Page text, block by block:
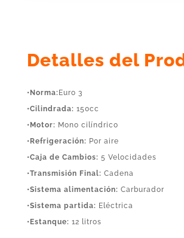
Detalles del
•Norma: Euro 3
•Cilindrada: 150cc
•Motor: Mono cilíndrico
•Refrigeración: Por aire
•Caja de Cambios: 5 Velocidades
•Transmisión Final: Cadena
•Sistema alimentación: Carburador
•Sistema partida: Eléctrica
•Estanque: 12 litros